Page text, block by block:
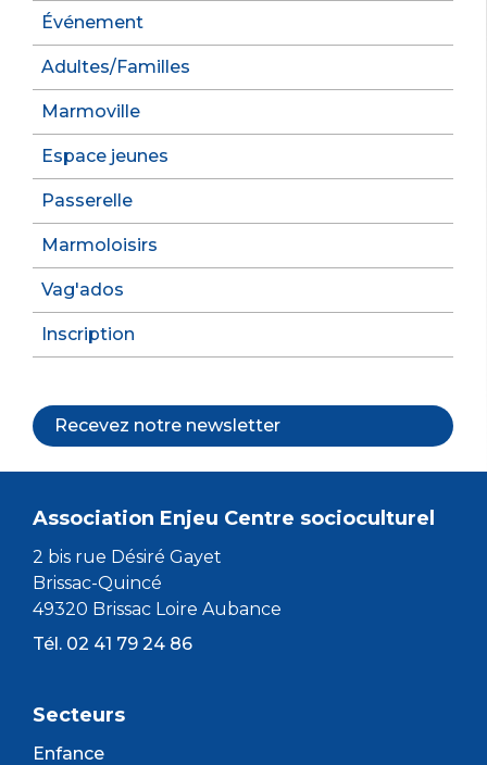
Événement
Adultes/Familles
Marmoville
Espace jeunes
Passerelle
Marmoloisirs
Vag'ados
Inscription
Recevez notre newsletter
Association Enjeu Centre socioculturel
2 bis rue Désiré Gayet
Brissac-Quincé
49320 Brissac Loire Aubance
Tél. 02 41 79 24 86
Secteurs
Enfance